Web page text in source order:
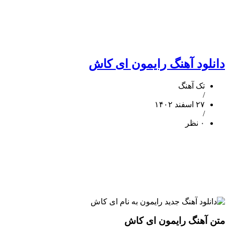
دانلود آهنگ رایمون ای کاش
تک آهنگ
/
۲۷ اسفند ۱۴۰۲
/
۰ نظر
متن آهنگ رایمون ای کاش